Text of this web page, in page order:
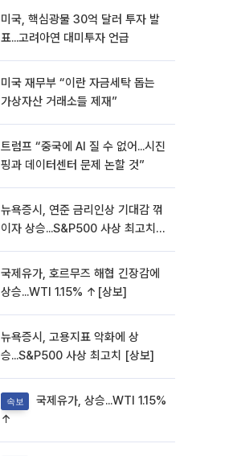
미국, 핵심광물 30억 달러 투자 발
표...고려아연 대미투자 언급
미국 재무부 “이란 자금세탁 돕는
가상자산 거래소들 제재”
트럼프 “중국에 AI 질 수 없어...시진
핑과 데이터센터 문제 논할 것”
뉴욕증시, 연준 금리인상 기대감 꺾
이자 상승...S&P500 사상 최고치
국제유가, 호르무즈 해협 긴장감에
상승...WTI 1.15% ↑[상보]
뉴욕증시, 고용지표 악화에 상
승...S&P500 사상 최고치 [상보]
속보
↑